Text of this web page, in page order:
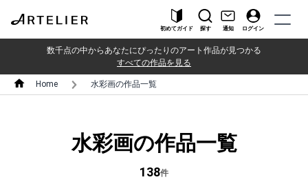
初めてガイド 探す 通知 ログイン
数千点の中からあなたにぴったりのアート作品が見つかる
すべての作品を見る
Home 水彩画の作品一覧
水彩画の作品一覧
138件